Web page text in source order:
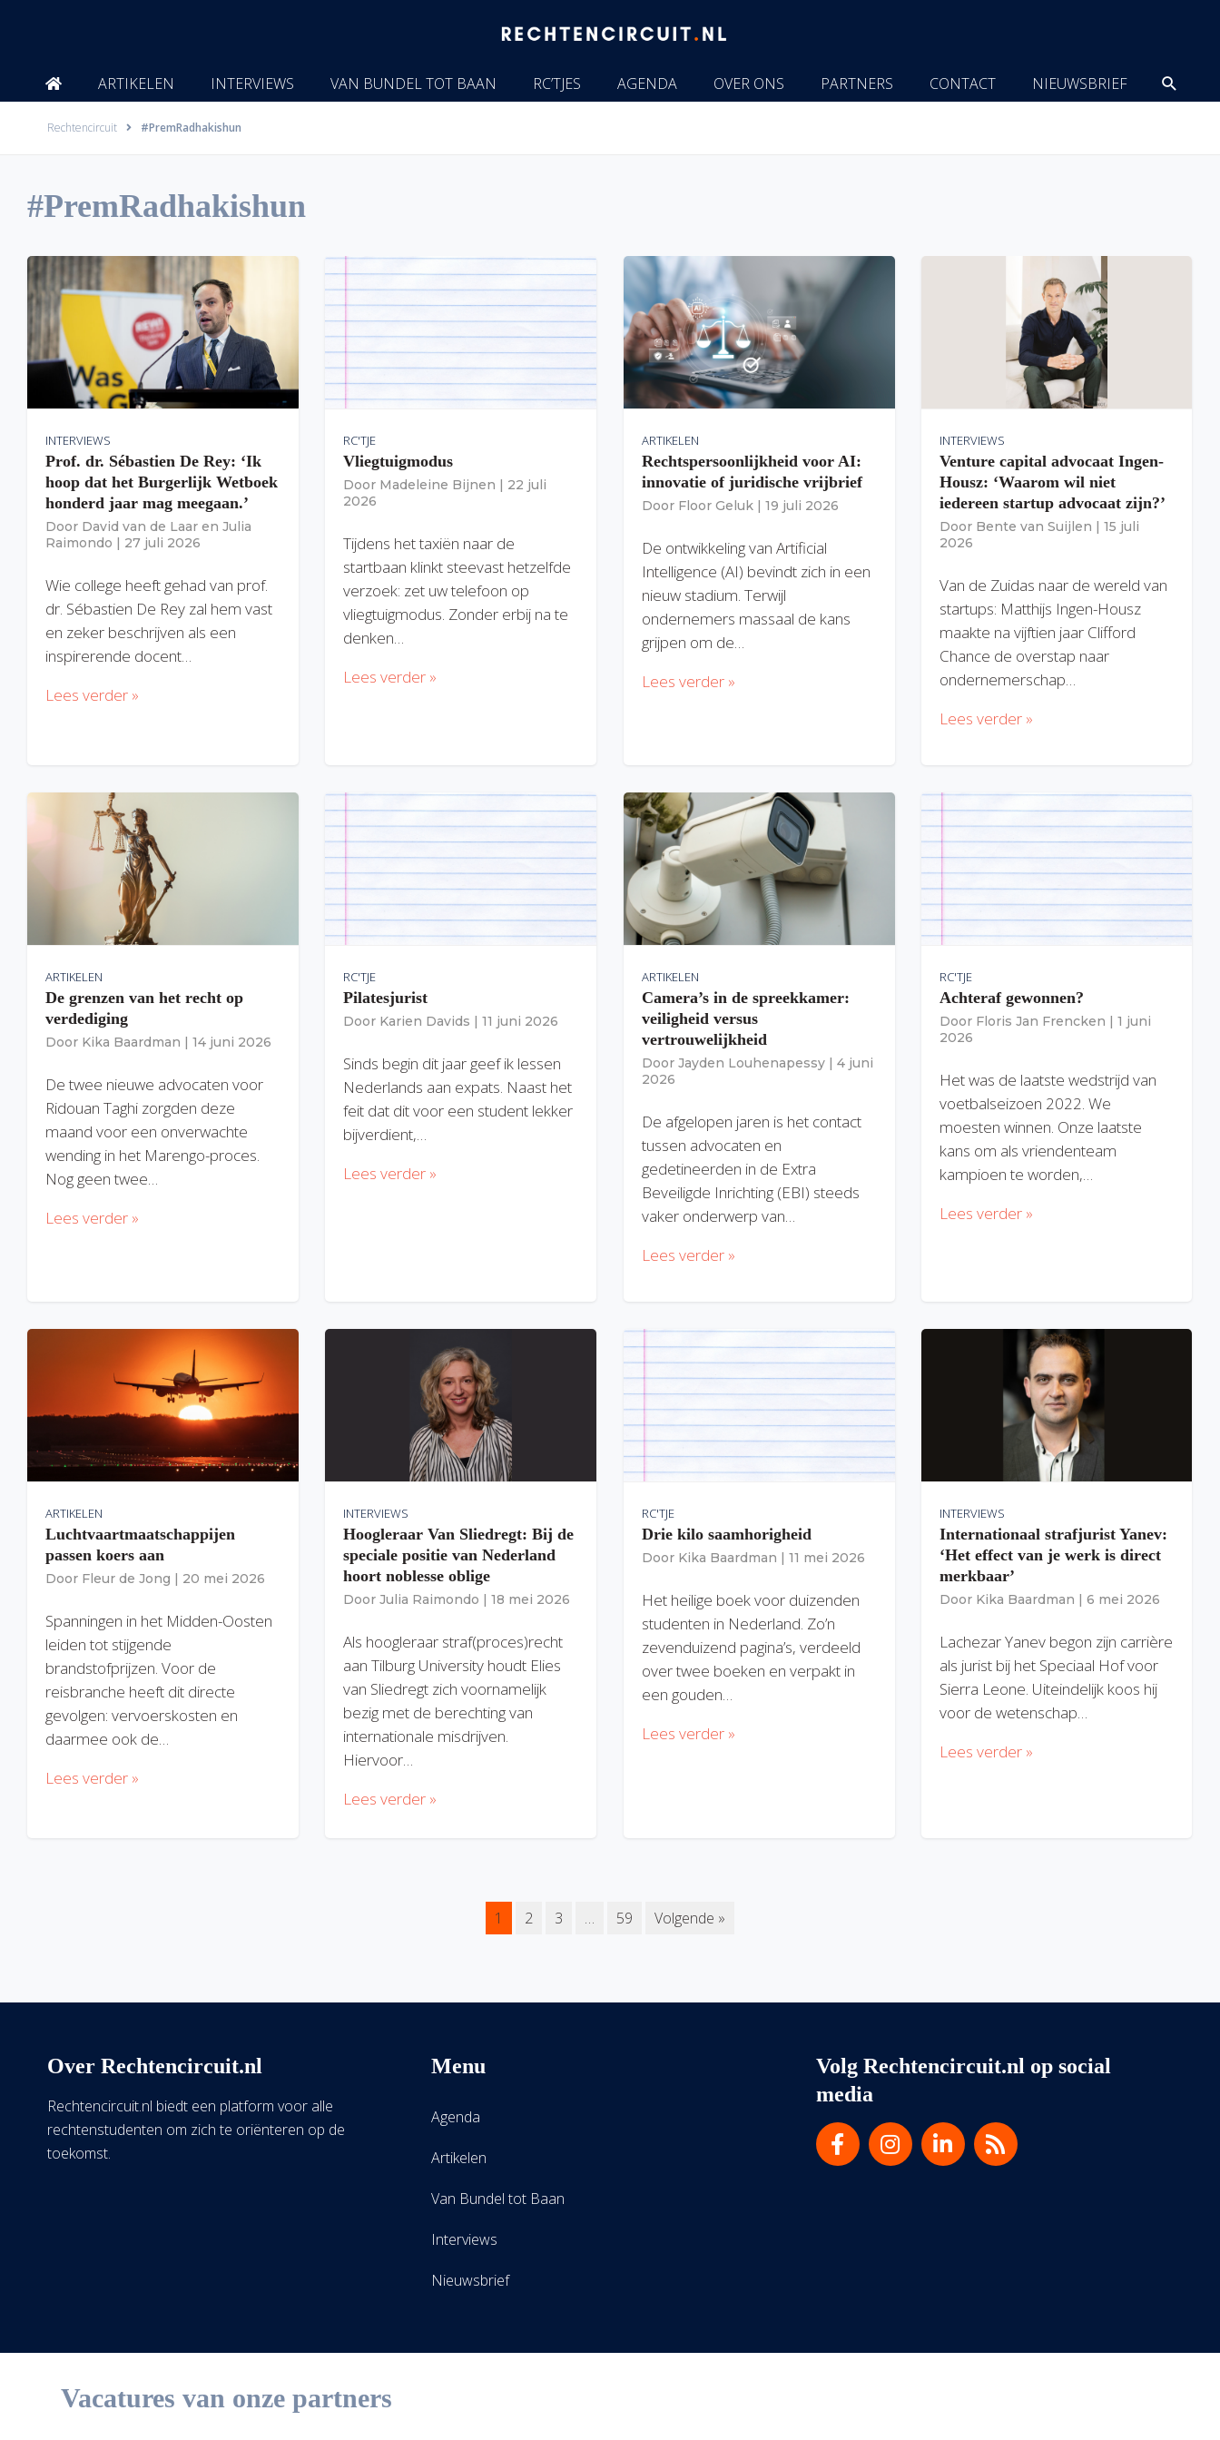
ARTIKELEN INTERVIEWS VAN BUNDEL TOT BAAN RC’TJES AGENDA OVER ONS PARTNERS CONTACT NIEUWSBRIEF
Rechtencircuit #PremRadhakishun
#PremRadhakishun
INTERVIEWS
Prof. dr. Sébastien De Rey: ‘Ik
hoop dat het Burgerlijk Wetboek
honderd jaar mag meegaan.’
Door David van de Laar en Julia
Raimondo | 27 juli 2026
Wie college heeft gehad van prof.
dr. Sébastien De Rey zal hem vast
en zeker beschrijven als een
inspirerende docent…
Lees verder »
RC'TJE
Vliegtuigmodus
Door Madeleine Bijnen | 22 juli
2026
Tijdens het taxiën naar de
startbaan klinkt steevast hetzelfde
verzoek: zet uw telefoon op
vliegtuigmodus. Zonder erbij na te
denken…
Lees verder »
ARTIKELEN
Rechtspersoonlijkheid voor AI:
innovatie of juridische vrijbrief
Door Floor Geluk | 19 juli 2026
De ontwikkeling van Artificial
Intelligence (AI) bevindt zich in een
nieuw stadium. Terwijl
ondernemers massaal de kans
grijpen om de…
Lees verder »
INTERVIEWS
Venture capital advocaat Ingen-
Housz: ‘Waarom wil niet
iedereen startup advocaat zijn?’
Door Bente van Suijlen | 15 juli
2026
Van de Zuidas naar de wereld van
startups: Matthijs Ingen-Housz
maakte na vijftien jaar Clifford
Chance de overstap naar
ondernemerschap…
Lees verder »
ARTIKELEN
De grenzen van het recht op
verdediging
Door Kika Baardman | 14 juni 2026
De twee nieuwe advocaten voor
Ridouan Taghi zorgden deze
maand voor een onverwachte
wending in het Marengo-proces.
Nog geen twee…
Lees verder »
RC'TJE
Pilatesjurist
Door Karien Davids | 11 juni 2026
Sinds begin dit jaar geef ik lessen
Nederlands aan expats. Naast het
feit dat dit voor een student lekker
bijverdient,…
Lees verder »
ARTIKELEN
Camera’s in de spreekkamer:
veiligheid versus
vertrouwelijkheid
Door Jayden Louhenapessy | 4 juni
2026
De afgelopen jaren is het contact
tussen advocaten en
gedetineerden in de Extra
Beveiligde Inrichting (EBI) steeds
vaker onderwerp van…
Lees verder »
RC'TJE
Achteraf gewonnen?
Door Floris Jan Frencken | 1 juni
2026
Het was de laatste wedstrijd van
voetbalseizoen 2022. We
moesten winnen. Onze laatste
kans om als vriendenteam
kampioen te worden,…
Lees verder »
ARTIKELEN
Luchtvaartmaatschappijen
passen koers aan
Door Fleur de Jong | 20 mei 2026
Spanningen in het Midden-Oosten
leiden tot stijgende
brandstofprijzen. Voor de
reisbranche heeft dit directe
gevolgen: vervoerskosten en
daarmee ook de…
Lees verder »
INTERVIEWS
Hoogleraar Van Sliedregt: Bij de
speciale positie van Nederland
hoort noblesse oblige
Door Julia Raimondo | 18 mei 2026
Als hoogleraar straf(proces)recht
aan Tilburg University houdt Elies
van Sliedregt zich voornamelijk
bezig met de berechting van
internationale misdrijven.
Hiervoor…
Lees verder »
RC'TJE
Drie kilo saamhorigheid
Door Kika Baardman | 11 mei 2026
Het heilige boek voor duizenden
studenten in Nederland. Zo’n
zevenduizend pagina’s, verdeeld
over twee boeken en verpakt in
een gouden…
Lees verder »
INTERVIEWS
Internationaal strafjurist Yanev:
‘Het effect van je werk is direct
merkbaar’
Door Kika Baardman | 6 mei 2026
Lachezar Yanev begon zijn carrière
als jurist bij het Speciaal Hof voor
Sierra Leone. Uiteindelijk koos hij
voor de wetenschap…
Lees verder »
1 2 3 … 59 Volgende »
Over Rechtencircuit.nl
Rechtencircuit.nl biedt een platform voor alle
rechtenstudenten om zich te oriënteren op de
toekomst.
Menu
Agenda
Artikelen
Van Bundel tot Baan
Interviews
Nieuwsbrief
Volg Rechtencircuit.nl op social
media
Vacatures van onze partners